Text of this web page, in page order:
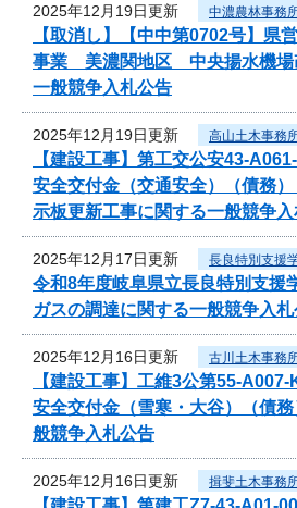
2025年12月19日更新 中濃農林事務
【取消し】【中中第0702号】県
事業 美濃関地区 中央揚水機
一般競争入札公告
2025年12月19日更新 高山土木事務
【建設工事】第工交公安43-
安全交付金（交通安全）（債務
示板更新工事に関する一般競争
2025年12月17日更新 長良特別支援
令和8年度岐阜県立長良特別支援
ガスの調達に関する一般競争入
2025年12月16日更新 古川土木事務
【建設工事】工維3公第55-
安全交付金（雪寒・大谷）（債
般競争入札公告
2025年12月16日更新 揖斐土木事務